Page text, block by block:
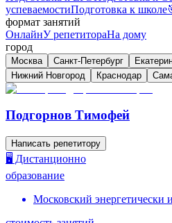
успеваемостиПодготовка к школе
формат занятий
ОнлайнУ репетитораНа дому
город
Москва Санкт-Петербург
Нижний Новгород
Краснодар
Подгорнов Тимофей
Написать репетитору
🖥️ Дистанционно
образование
Московский энергетически